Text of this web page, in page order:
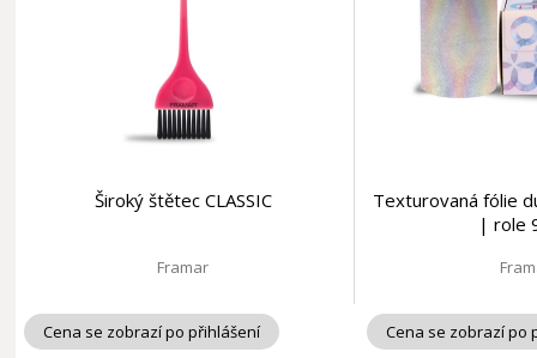
Široký štětec CLASSIC
Framar
Cena se zobrazí po přihlášení
Texturovaná fólie
| role
Cena se zobrazí po